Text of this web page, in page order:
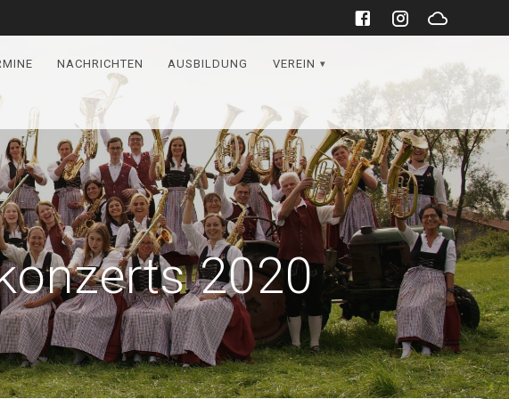
NACHRICHTEN AUSBILDUNG VEREIN
2020